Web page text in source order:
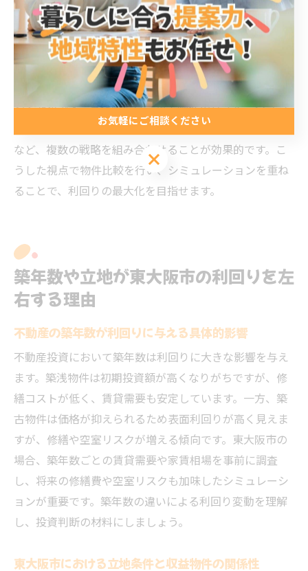
利回り最大化のための東大阪市不動産の選択視点
東大阪市で利回りを最大化するには、物件の選択視点を
明確に持つことが重要です。理由は、エリアごとの賃貸
相場や修繕コスト、管理体制の違いが収益性に大きく関
わるためです。具体的には、築古物件のリノベーション
や一棟物件の管理効率化、オーナーチェンジ物件の活用
など、複数の戦略を組み合わせることが効果的です。こ
うした視点で物件比較を行い、シミュレーションを重ね
ることで、利回りの最大化を目指せます。
築年数や立地が東大阪市の利回りを左
右する理由
不動産の築年数が利回りに与える具体的影響
不動産投資において築年数は利回りに大きな影響を与え
ます。築浅物件は初期投資額が高くなりがちですが、修
繕コストが低く、賃貸需要も安定しています。一方、築
古物件は価格が抑えられるため表面利回りが高く見えま
すが、修繕や空室リスクが増える傾向です。東大阪市の
場合、築年数ごとの賃貸需要や家賃相場を事前に調査
し、将来の修繕費や空室リスクも加味したシミュレーシ
ョンが重要です。築年数の違いによる利回り変動を理解
し、投資判断の材料にしましょう。
東大阪市における立地条件と収益物件の関係性
お気軽にご相談ください
お気軽にご相談ください